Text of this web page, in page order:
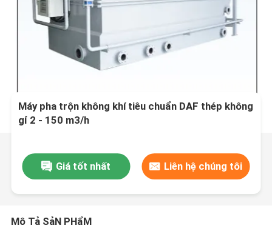
Máy pha trộn không khí tiêu chuẩn DAF thép không
gỉ 2 - 150 m3/h
Giá tốt nhất Liên hệ chúng tôi
Mô Tả SảN PHẩM